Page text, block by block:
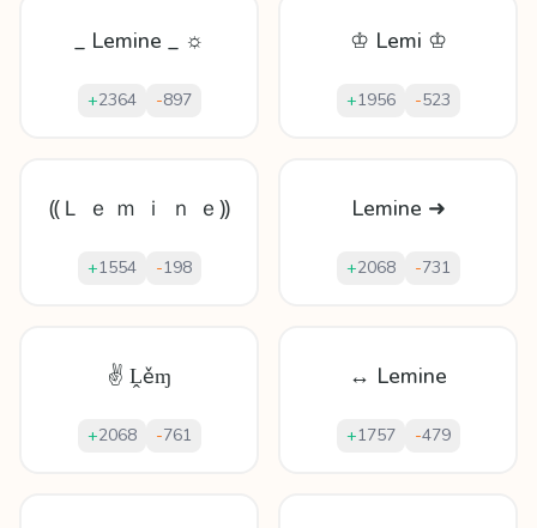
_ Lemine _ ☼
+2364 -897
♔ Lemi ♔
+1956 -523
⸨Ｌ ｅ ｍ ｉ ｎ ｅ⸩
+1554 -198
Lemine ➜
+2068 -731
✌ Ḽěɱ
+2068 -761
↔ Lemine
+1757 -479